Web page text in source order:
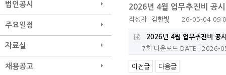
법인공시
주요일정
자료실
채용공고
2026년 4월 업무추진비 공시
작성자 김한빛 26-05-04
2026년 4월 업무추진비 공
7회 다운로드 DATE : 2026-
이전글 다음글